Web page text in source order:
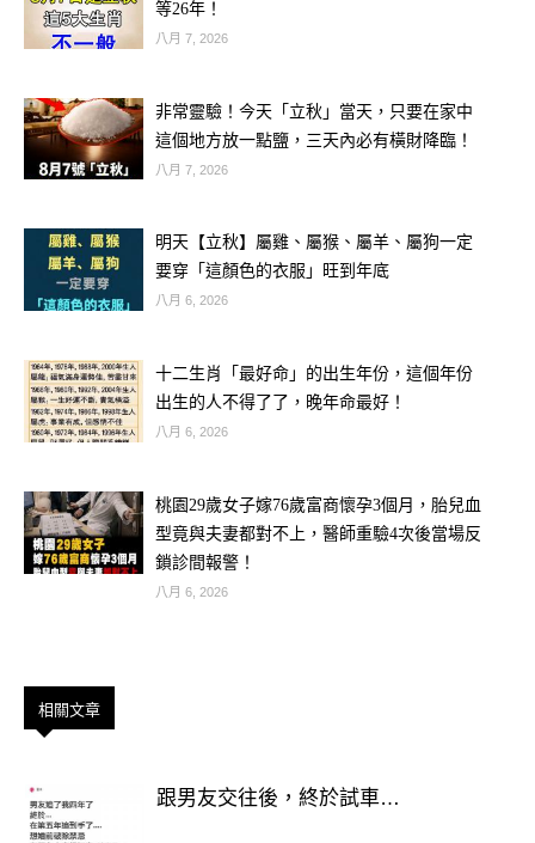
🐯 生肖虎：一搏成名，翻轉人生
屬虎者天生具有旺盛的行動力與直覺
力，這幾日偏財星與福德星同時降臨，
大樂透可能就是你的翻身契機。命理師
一期，不買會後悔！」
🧧開運建議：可以到「第一次去過卻從
沒中獎」的彩券行碰碰運氣，意外之財
就藏在意料之外！
🎊 命理小叮嚀：
參與，說不定你就是下一位頭獎得主！
🔥 今天就衝一波吧！大樂透開獎前，
這三個生肖絕對不能錯過機會！你，就
等26年！
八月 7, 2026
非常靈驗！今天「立秋」當天，只要在家中
這個地方放一點鹽，三天內必有橫財降臨！
八月 7, 2026
明天【立秋】屬雞、屬猴、屬羊、屬狗一定
要穿「這顏色的衣服」旺到年底
八月 6, 2026
十二生肖「最好命」的出生年份，這個年份
出生的人不得了了，晚年命最好！
八月 6, 2026
桃園29歲女子嫁76歲富商懷孕3個月，胎兒血
型竟與夫妻都對不上，醫師重驗4次後當場反
鎖診間報警！
八月 6, 2026
相關文章
跟男友交往後，終於試車…